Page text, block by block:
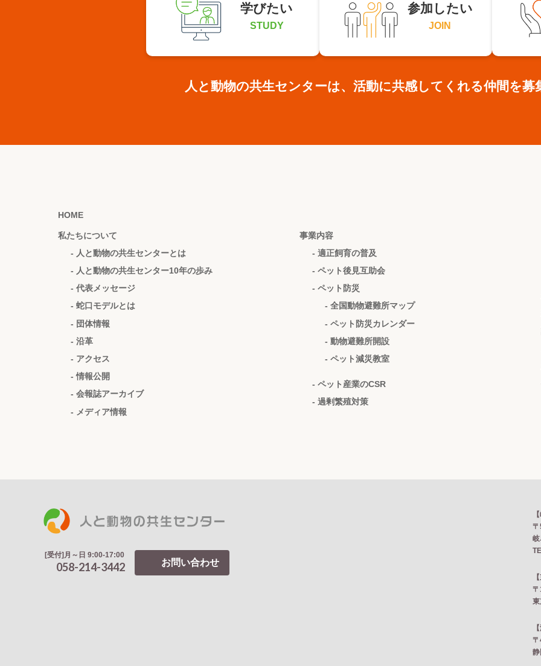
学びたい
STUDY
参加したい
JOIN
人と動物の共生センターは、活動に共感してくれる仲間を募
HOME
私たちについて
- 人と動物の共生センターとは
- 人と動物の共生センター10年の歩み
- 代表メッセージ
- 蛇口モデルとは
- 団体情報
- 沿革
- アクセス
- 情報公開
- 会報誌アーカイブ
- メディア情報
事業内容
- 適正飼育の普及
- ペット後見互助会
- ペット防災
- 全国動物避難所マップ
- ペット防災カレンダー
- 動物避難所開設
- ペット減災教室
- ペット産業のCSR
- 過剰繁殖対策
[受付]月～日 9:00-17:00
058-214-3442 お問い合わせ
岐